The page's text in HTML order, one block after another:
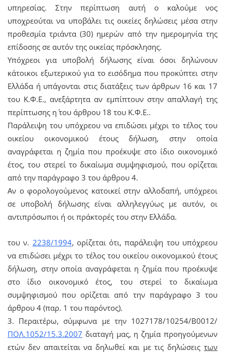
υπηρεσίας. Στην περίπτωση αυτή ο καλούμε νος
υποχρεούται να υποβάλει τις οικείες δηλώσεις μέσα στην
προθεσμία τριάντα (30) ημερών από την ημερομηνία της
επίδοσης σε αυτόν της οικείας πρόσκλησης.
Υπόχρεοι για υποβολή δήλωσης είναι όσοι δηλώνουν
κάτοικοι εξωτερικού για το εισόδημα που προκύπτει στην
Ελλάδα ή υπάγονται στις διατάξεις των άρθρων 16 και 17
του Κ.Φ.Ε., ανεξάρτητα αν εμπίπτουν στην απαλλαγή της
περίπτωσης η΄ του άρθρου 18 του Κ.Φ.Ε..
Παράλειψη του υπόχρεου να επιδώσει μέχρι το τέλος του
οικείου οικονομικού έτους δήλωση, στην οποία
αναγράφεται η ζημία που προέκυψε στο ίδιο οικονομικό
έτος, του στερεί το δικαίωμα συμψηφισμού, που ορίζεται
από την παράγραφο 3 του άρθρου 4.
Αν ο φορολογούμενος κατοικεί στην αλλοδαπή, υπόχρεοι
σε υποβολή δήλωσης είναι αλληλεγγύως με αυτόν, οι
αντιπρόσωποι ή οι πράκτορές του στην Ελλάδα.
του ν. 2238/1994, ορίζεται ότι, παράλειψη του υπόχρεου
να επιδώσει μέχρι το τέλος του οικείου οικονομικού έτους
δήλωση, στην οποία αναγράφεται η ζημία που προέκυψε
στο ίδιο οικονομικό έτος, του στερεί το δικαίωμα
συμψηφισμού που ορίζεται από την παράγραφο 3 του
άρθρου 4 (παρ. 1 του παρόντος).
3. Περαιτέρω, σύμφωνα με την 1027178/10254/Β0012/
ΠΟΛ.1052/15.3.2007 διαταγή μας, η ζημία προηγούμενων
ετών δεν απαιτείται να δηλωθεί και με τις δηλώσεις των